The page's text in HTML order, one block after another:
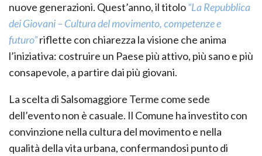
nuove generazioni. Quest’anno, il titolo“La Repubblica
dei Giovani – Cultura del movimento, competenze e
futuro”riflette con chiarezza la visione che anima
l’iniziativa: costruire un Paese più attivo, più sano e più
consapevole, a partire dai più giovani.
La scelta di Salsomaggiore Terme come sede
dell’evento non è casuale. Il Comune ha investito con
convinzione nella cultura del movimento e nella
qualità della vita urbana, confermandosi punto di